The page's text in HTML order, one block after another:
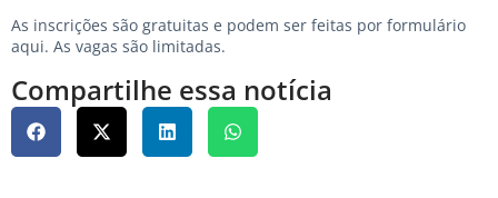
As inscrições são gratuitas e podem ser feitas por formulário
aqui. As vagas são limitadas.
Compartilhe essa notícia